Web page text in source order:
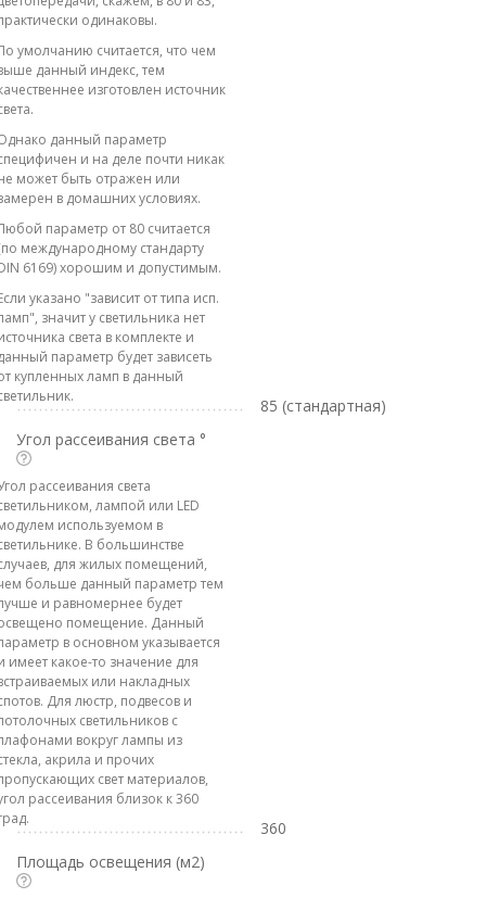
одинаковы.
умолчанию считается, что чем
данный индекс, тем
изготовлен источник
данный параметр
и на деле почти никак
может быть отражен или
в домашних условиях.
параметр от 80 считается
международному стандарту
6169) хорошим и допустимым.
указано "зависит от типа исп.
значит у светильника нет
света в комплекте и
параметр будет зависеть
купленных ламп в данный
85 (стандартная)
Угол рассеивания света °
рассеивания света
лампой или LED
используемом в
В большинстве
для жилых помещений,
больше данный параметр тем
и равномернее будет
помещение. Данный
в основном указывается
имеет какое-то значение для
или накладных
Для люстр, подвесов и
светильников с
вокруг лампы из
акрила и прочих
свет материалов,
рассеивания близок к 360
360
Площадь освещения (м2)